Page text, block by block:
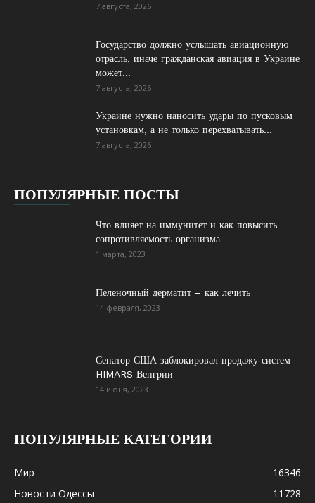
7 августа, 2026
Государство должно услышать авиационную
отрасль, иначе гражданская авиация в Украине
может...
7 августа, 2026
Украине нужно наносить удары по пусковым
установкам, а не только перехватывать...
7 августа, 2026
ПОПУЛЯРНЫЕ ПОСТЫ
Что влияет на иммунитет и как повысить
сопротивляемость организма
1 марта, 2023
Пеленочный дерматит – как лечить
14 февраля, 2023
Сенатор США заблокировал продажу систем
HIMARS Венгрии
14 июня, 2023
ПОПУЛЯРНЫЕ КАТЕГОРИИ
Мир
16346
Новости Одессы
11728